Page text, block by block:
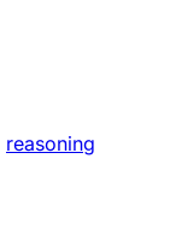
reasoning